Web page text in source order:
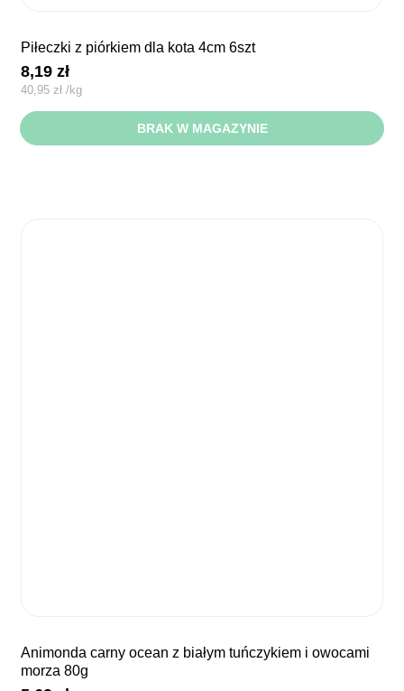
piłeczki z piórkiem dla kota 4cm 6szt
8,19zł
40,95 zł /kg
BRAK W MAGAZYNIE
animonda carny ocean z białym tuńczykiem i owocami
morza 80g